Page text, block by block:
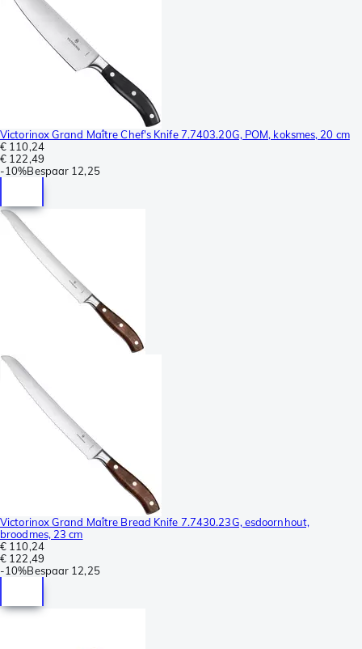
Victorinox Grand Maître Chef's Knife 7.7403.20G, POM, koksmes, 20 cm
€ 110,24
€ 122,49
-10%Bespaar 12,25
Victorinox Grand Maître Bread Knife 7.7430.23G, esdoornhout,
broodmes, 23 cm
€ 110,24
€ 122,49
-10%Bespaar 12,25